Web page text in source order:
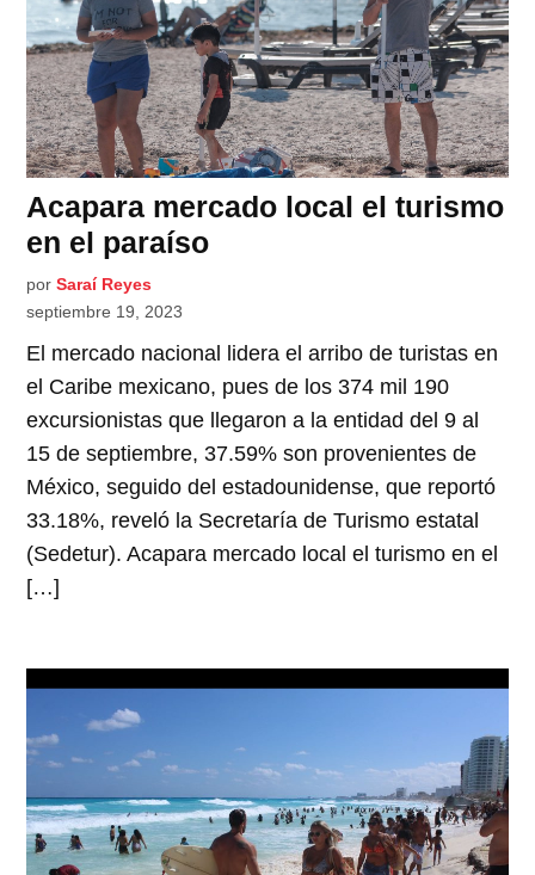
Acapara mercado local el turismo
en el paraíso
por Saraí Reyes
septiembre 19, 2023
El mercado nacional lidera el arribo de turistas en
el Caribe mexicano, pues de los 374 mil 190
excursionistas que llegaron a la entidad del 9 al
15 de septiembre, 37.59% son provenientes de
México, seguido del estadounidense, que reportó
33.18%, reveló la Secretaría de Turismo estatal
(Sedetur). Acapara mercado local el turismo en el
[…]